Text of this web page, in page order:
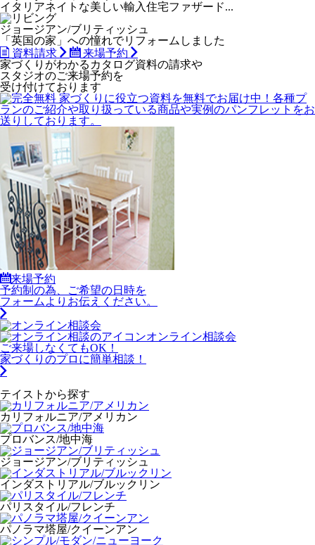
イタリアネイトな美しい輸入住宅ファザード...
ジョージアン/ブリティッシュ
「英国の家」への憧れでリフォームしました
資料請求
来場予約
家づくりがわかる カタログ資料の請求や
スタジオのご来場予約を
受け付けております
来場予約
予約制の為、ご希望の日時を
フォームよりお伝えください。
オンライン相談会
ご来場しなくてもOK！
家づくりのプロに簡単相談！
テイストから探す
カリフォルニア/アメリカン
プロバンス/地中海
ジョージアン/ブリティッシュ
インダストリアル/ブルックリン
パリスタイル/フレンチ
パノラマ塔屋/クイーンアン